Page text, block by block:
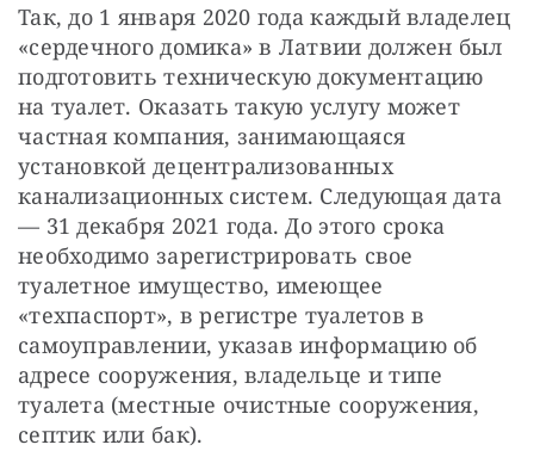
Так, до 1 января 2020 года каждый владелец
«сердечного домика» в Латвии должен был
подготовить техническую документацию
на туалет. Оказать такую услугу может
частная компания, занимающаяся
установкой децентрализованных
канализационных систем. Следующая дата
— 31 декабря 2021 года. До этого срока
необходимо зарегистрировать свое
туалетное имущество, имеющее
«техпаспорт», в регистре туалетов в
самоуправлении, указав информацию об
адресе сооружения, владельце и типе
туалета (местные очистные сооружения,
септик или бак).